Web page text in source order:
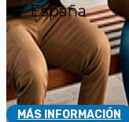
España
MÁS INFORMACIÓN